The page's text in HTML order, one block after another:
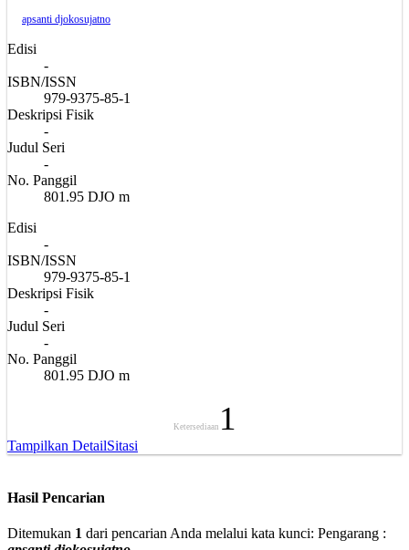
apsanti djokosujatno
Edisi
-
ISBN/ISSN
979-9375-85-1
Deskripsi Fisik
-
Judul Seri
-
No. Panggil
801.95 DJO m
Edisi
-
ISBN/ISSN
979-9375-85-1
Deskripsi Fisik
-
Judul Seri
-
No. Panggil
801.95 DJO m
Ketersediaan 1
Tampilkan DetailSitasi
Hasil Pencarian
Ditemukan 1 dari pencarian Anda melalui kata kunci: Pengarang :